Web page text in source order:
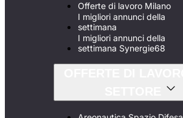
Offerte di lavoro Milano
I migliori annunci della
settimana
I migliori annunci della
settimana Synergie68